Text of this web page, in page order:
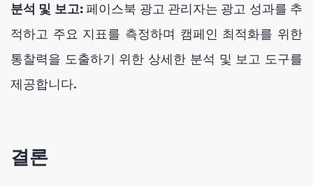
분석 및 보고:페이스북 광고 관리자는 광고 성과를 추
적하고 주요 지표를 측정하며 캠페인 최적화를 위한
통찰력을 도출하기 위한 상세한 분석 및 보고 도구를
제공합니다.
결론